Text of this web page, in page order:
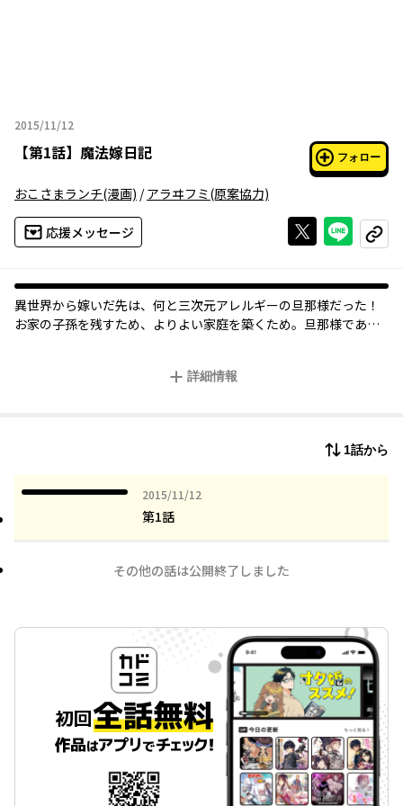
2015/11/12
2015年11月12日
【第1話】 魔法嫁日記 フォロー
おこさまランチ(漫画) /アラヰフミ(原案協力)
応援メッセージ Xで投稿する
ライン
コピー
異世界から嫁いだ先は、何と三次元アレルギーの旦那様だった！
お家の子孫を残すため、よりよい家庭を築くため。旦那様である
んな旦那様をマジコは振り向かせることができるか……。
詳細情報
1話から
2015/11/12
2015年11月12日
第1話
その他の話は公開終了しました